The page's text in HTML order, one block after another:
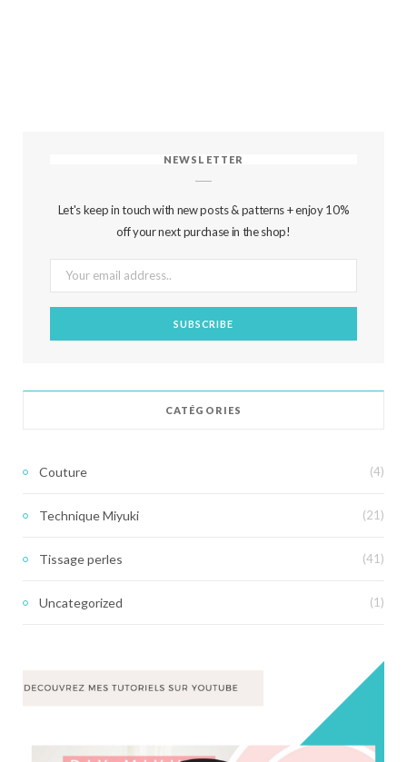
NEWSLETTER
Let's keep in touch with new posts & patterns + enjoy 10%
off your next purchase in the shop!
CATÉGORIES
Couture (4)
Technique Miyuki (21)
Tissage perles (41)
Uncategorized (1)